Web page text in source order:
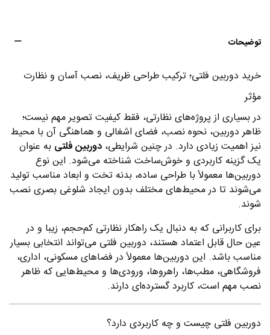
توضیحات
خرید دوربین فلتی؛ ترکیب طراحی ظریف، نصب آسان و نظارت
مؤثر
در بسیاری از پروژه‌های نظارتی، فقط کیفیت تصویر مهم نیست؛
ظاهر دوربین، نحوه نصب، فضای اشغالی و هماهنگی آن با محیط
نیز اهمیت زیادی دارد. در چنین شرایطی، دوربین فلتی به عنوان
یک گزینه کاربردی و خوش‌ساخت شناخته می‌شود. این نوع
دوربین‌ها معمولاً با طراحی ساده، بدنه تخت و ابعاد مناسب تولید
می‌شوند تا در محیط‌های مختلف بدون ایجاد شلوغی بصری نصب
شوند.
برای کاربرانی که به دنبال یک راهکار نظارتی کم‌حجم، زیبا و در
عین حال قابل اعتماد هستند، دوربین فلتی می‌تواند انتخابی بسیار
مناسب باشد. این دوربین‌ها معمولاً در فضاهای مسکونی، اداری،
فروشگاهی، مطب‌ها، راهروها، ورودی‌ها و محیط‌هایی که ظاهر
نصب مهم است، کاربرد گسترده‌ای دارند.
دوربین فلتی چیست و چه کاربردی دارد؟